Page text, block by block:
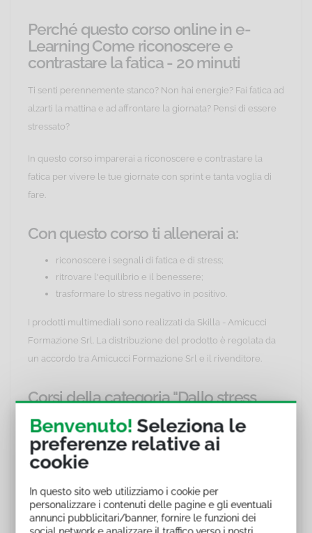
Perché questo corso online in e-
Learning Come riconoscere e
contrastare la fatica - 20 minuti
Ti senti perennemente stanco? Non hai energie? Fai fatica ad
alzarti la mattina e ad affrontare la giornata? Pensi di essere
stressato?
In questo corso imparerai a riconoscere e contrastare la
fatica per vivere le tue giornate con sprint e tanta voglia di
fare.
Con questo corso ti allenerai a:
riconoscere i segnali di fatica e di stress;
ritrovare l'equilibrio e il benessere;
trasformare lo stress negativo in positivo.
I prodotti multimediali sono realizzati da Skilla - Amicucci
Formazione Srl. La distribuzione del prodotto è regolata da
un accordo tra Amicucci Formazione Srl e il rivenditore.
Corsi della categoria "Dallo stress
lavorativo al benessere"
Elenco dei corsi che approfondiscono il tema "Dallo stress
lavorativo al benessere":
"Esercizi per il benessere" codice corso ELSK_PL035
"Resilienza" codice corso ELSK_PL036
"Come ritrovare l'energia dentro di te" codice corso
Benvenuto! Seleziona le
preferenze relative ai
cookie
In questo sito web utilizziamo i cookie per
personalizzare i contenuti delle pagine e gli eventuali
annunci pubblicitari/banner, fornire le funzioni dei